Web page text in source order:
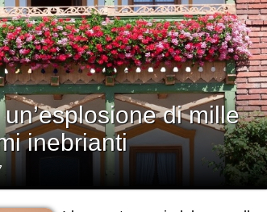
di mille
inebrianti